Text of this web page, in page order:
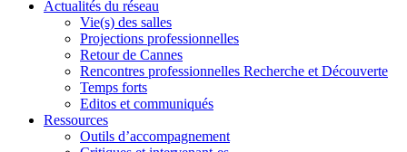
Actualités du réseau
Vie(s) des salles
Projections professionnelles
Retour de Cannes
Rencontres professionnelles Recherche et Découverte
Temps forts
Editos et communiqués
Ressources
Outils d’accompagnement